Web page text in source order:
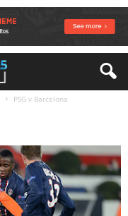
PSG v Barcelona